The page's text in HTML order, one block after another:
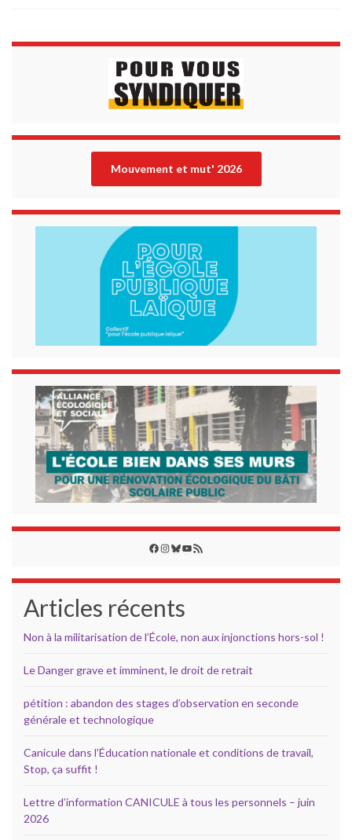
Mouvement et mut' 2026
Facebook
Instagram
Bluesky
YouTube
Flux RSS
Articles récents
Non à la militarisation de l’École, non aux injonctions hors-sol !
Le Danger grave et imminent, le droit de retrait
pétition : abandon des stages d’observation en seconde
générale et technologique
Canicule dans l’Éducation nationale et conditions de travail,
Stop, ça suffit !
Lettre d’information CANICULE à tous les personnels – juin
2026